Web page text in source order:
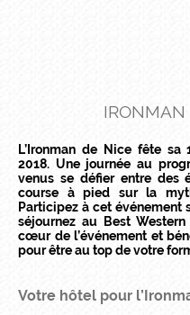
IRONMAN
L’Ironman de Nice fête sa
2018. Une journée au
venus se défier entre des
course à pied sur la
Participez à cet
séjournez au Best
cœur de l’événement et
pour être au top de votre
Votre hôtel pour